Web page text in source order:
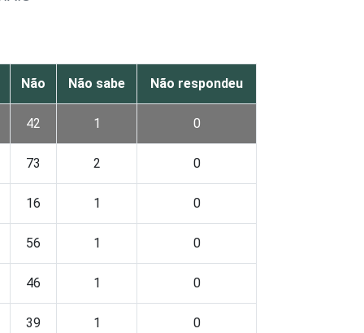
Não Não sabe Não respondeu
42 1 0
73 2 0
16 1 0
56 1 0
46 1 0
39 1 0